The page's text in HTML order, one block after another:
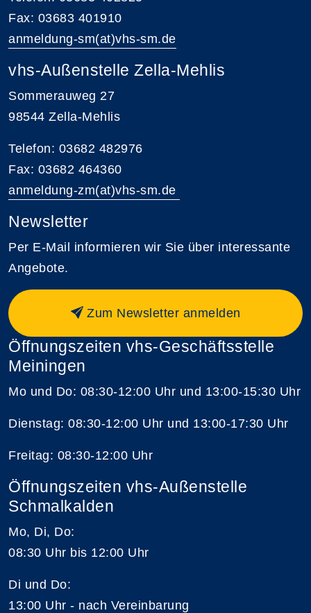
Fax: 03683 401910
anmeldung-sm(at)vhs-sm.de
vhs-Außenstelle Zella-Mehlis
Sommerauweg 27
98544 Zella-Mehlis
Telefon: 03682 482976
Fax: 03682 464360
anmeldung-zm(at)vhs-sm.de
Newsletter
Per E-Mail informieren wir Sie über interessante
Angebote.
Zum Newsletter anmelden
Öffnungszeiten vhs-Geschäftsstelle
Meiningen
Mo und Do: 08:30-12:00 Uhr und 13:00-15:30 Uhr
Dienstag: 08:30-12:00 Uhr und 13:00-17:30 Uhr
Freitag: 08:30-12:00 Uhr
Öffnungszeiten vhs-Außenstelle
Schmalkalden
Mo, Di, Do:
08:30 Uhr bis 12:00 Uhr
Di und Do:
13:00 Uhr - nach Vereinbarung